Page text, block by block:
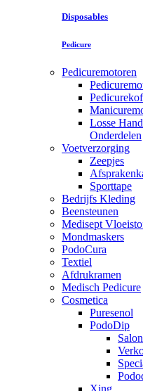
Disposables
Pedicure
Pedicuremotoren
Losse
Onderdelen
Voetverzorging
Zeepjes
Sporttape
Bedrijfs Kleding
Beensteunen
Medisept
Mondmaskers
PodoCura
Textiel
Afdrukramen
Medisch Pedicure
Cosmetica
Puresenol
PodoDip
Xing